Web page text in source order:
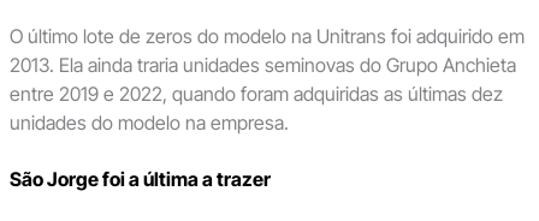
O último lote de zeros do modelo na Unitrans foi adquirido em
2013. Ela ainda traria unidades seminovas do Grupo Anchieta
entre 2019 e 2022, quando foram adquiridas as últimas dez
unidades do modelo na empresa.
São Jorge foi a última a trazer